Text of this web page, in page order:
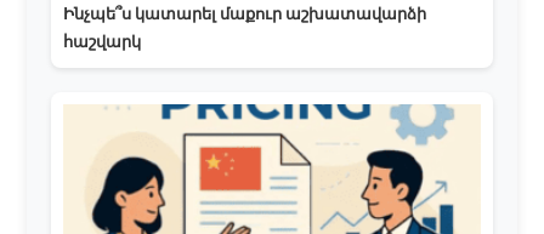
Ինչպե՞ս կատարել մաքուր աշխատավարձի
հաշվարկ